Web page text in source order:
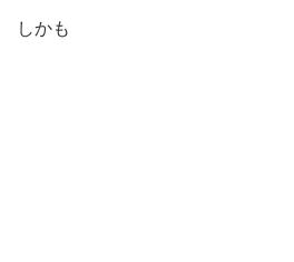
しかも